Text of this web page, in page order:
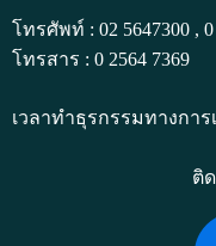
โทรศัพท์ : 02 5647300 , 0
โทรสาร : 0 2564 7369
เวลาทำธุรกรรมทางการ
ติ